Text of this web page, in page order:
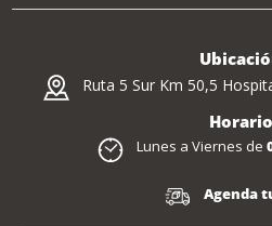
Ruta 5 Sur Km 50,5
Lunes a Viernes de
Agenda